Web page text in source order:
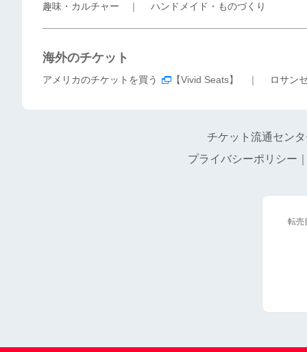
趣味・カルチャー ｜ ハンドメイド・ものづくり
海外のチケット
アメリカのチケットを買う 【Vivid Seats】 ｜ ロサン
チケット流通セン
プライバシーポリシー
転売